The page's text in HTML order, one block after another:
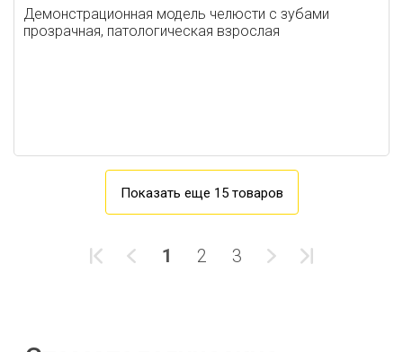
Демонстрационная модель челюсти с зубами
прозрачная, патологическая взрослая
Показать еще 15 товаров
1 2 3